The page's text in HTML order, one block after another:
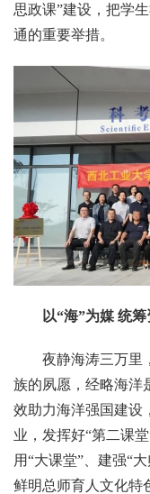
思政课”建设，把学
通的重要举措。
以“海”为媒 统
夜静海涛三万里
族的夙愿，经略海洋
效助力海洋强国建设
业，发挥好“第二课
用“大课堂”、建强“
鲜明总师育人文化特